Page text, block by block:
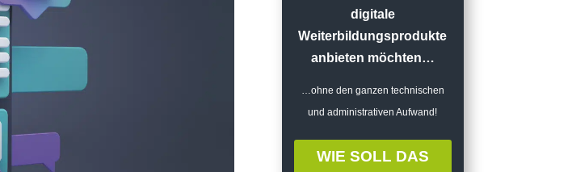
digitale
Weiterbildungsprodukte
anbieten möchten…
…ohne den ganzen technischen
und administrativen Aufwand!
WIE SOLL DAS